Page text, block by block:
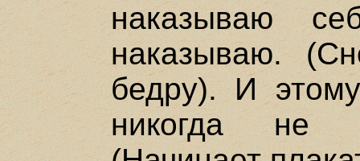
наказываю
наказываю.
бедру). И
никогда не